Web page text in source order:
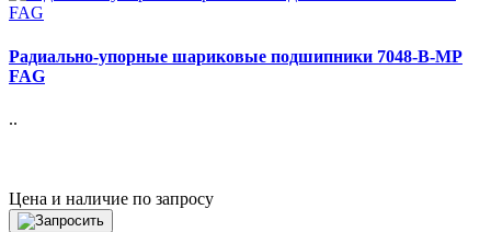
Радиально-упорные шариковые подшипники 7048-B-MP
FAG
..
Цена и наличие по запросу